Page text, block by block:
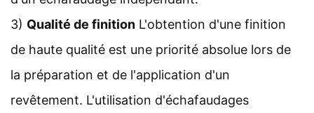
3) Qualité de finition L'obtention d'une finition
de haute qualité est une priorité absolue lors de
la préparation et de l'application d'un
revêtement. L'utilisation d'échafaudages